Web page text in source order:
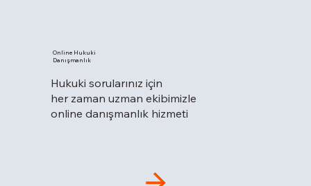
Online Hukuki
Danışmanlık
Hukuki sorularınız için
her zaman uzman ekibimizle
online danışmanlık hizmeti